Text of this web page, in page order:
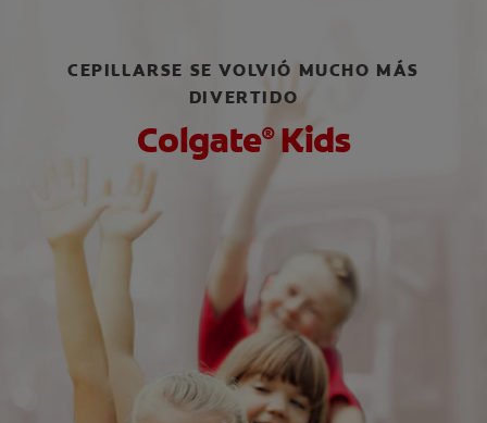
CHEQUEO DE SALUD BUCAL
SELECCIÓN DE PRODUCTOS
SALUD BUCAL
SELECCIÓN DE PRODUCTOS
CEPILLARSE SE VOLVIÓ MUCHO MÁS
DIVERTIDO
Colgate®Kids